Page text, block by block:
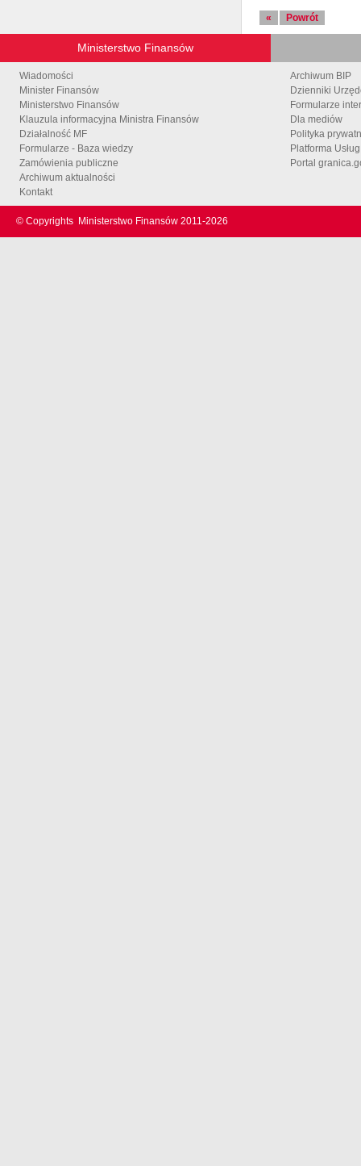
« Powrót
Ministerstwo Finansów
Wiadomości
Minister Finansów
Ministerstwo Finansów
Klauzula informacyjna Ministra Finansów
Działalność MF
Formularze - Baza wiedzy
Zamówienia publiczne
Archiwum aktualności
Kontakt
Archiwum BIP
Dzienniki
Formularze
Dla mediów
Polityka
Platforma
Portal
© Copyrights Ministerstwo Finansów 2011-2026